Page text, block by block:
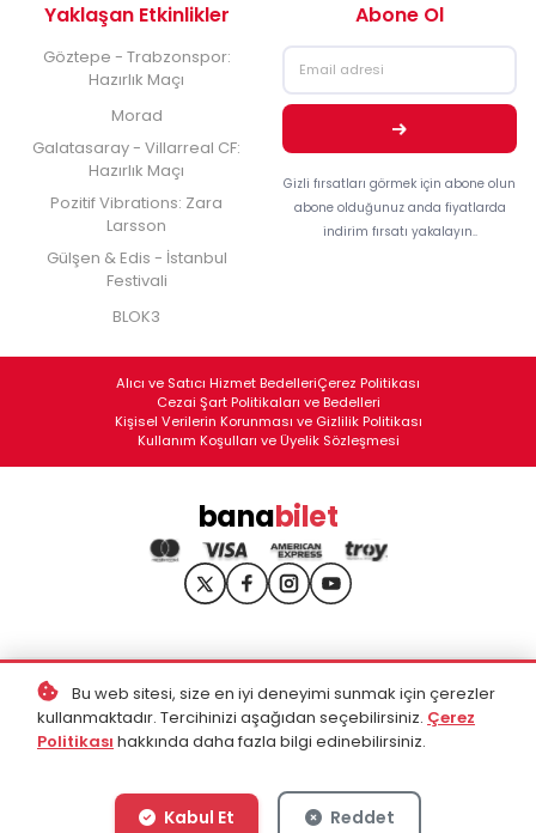
Yaklaşan Etkinlikler
Göztepe - Trabzonspor:
Hazırlık Maçı
Morad
Galatasaray - Villarreal CF:
Hazırlık Maçı
Pozitif Vibrations: Zara
Larsson
Gülşen & Edis - İstanbul
Festivali
BLOK3
Abone Ol
Gizli fırsatları görmek için abone olun
abone olduğunuz anda fiyatlarda
indirim fırsatı yakalayın..
Alıcı ve Satıcı Hizmet BedelleriÇerez Politikası
Cezai Şart Politikaları ve Bedelleri
Kişisel Verilerin Korunması ve Gizlilik Politikası
Kullanım Koşulları ve Üyelik Sözleşmesi
banabilet
Bu web sitesi, size en iyi deneyimi sunmak için çerezler
kullanmaktadır. Tercihinizi aşağıdan seçebilirsiniz. Çerez
Politikası hakkında daha fazla bilgi edinebilirsiniz.
Kabul Et Reddet